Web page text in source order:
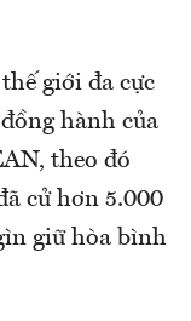
giới đa cực
hành của
theo đó
cử hơn 5.000
giữ hòa bình